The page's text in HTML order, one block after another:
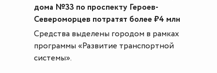
дома №33 по проспекту Героев-
Североморцев потратят более ₽4 млн
Средства выделены городом в рамках
программы «Развитие транспортной
системы».